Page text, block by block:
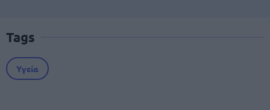
Tags
Υγεία